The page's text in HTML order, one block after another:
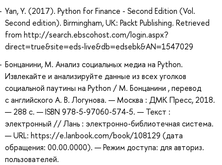
Yan, Y. (2017). Python for Finance - Second Edition (Vol.
Second edition). Birmingham, UK: Packt Publishing. Retrieved
from http://search.ebscohost.com/login.aspx?
direct=true&site=eds-live&db=edsebk&AN=1547029
Бонцанини, М. Анализ социальных медиа на Python.
Извлекайте и анализируйте данные из всех уголков
социальной паутины на Python / М. Бонцанини , перевод
с английского А. В. Логунова. — Москва : ДМК Пресс, 2018.
— 288 с. — ISBN 978-5-97060-574-5. — Текст :
электронный // Лань : электронно-библиотечная система.
— URL: https://e.lanbook.com/book/108129 (дата
обращения: 00.00.0000). — Режим доступа: для авториз.
пользователей.